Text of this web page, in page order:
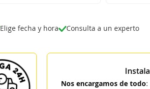
Elige fecha y hora Consulta a un experto
Nos encargamos de todo: